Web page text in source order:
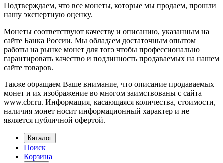
Подтверждаем, что все монеты, которые мы продаем, прошли
нашу экспертную оценку.
Монеты соответствуют качеству и описанию, указанным на
сайте Банка России. Мы обладаем достаточным опытом
работы на рынке монет для того чтобы профессионально
гарантировать качество и подлинность продаваемых на нашем
сайте товаров.
Также обращаем Ваше внимание, что описание продаваемых
монет и их изображение во многом заимствованы с сайта
www.cbr.ru. Информация, касающаяся количества, стоимости,
наличия монет носит информационный характер и не
является публичной офертой.
Каталог
Поиск
Корзина